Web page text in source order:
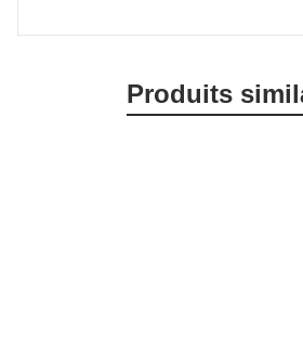
Produits